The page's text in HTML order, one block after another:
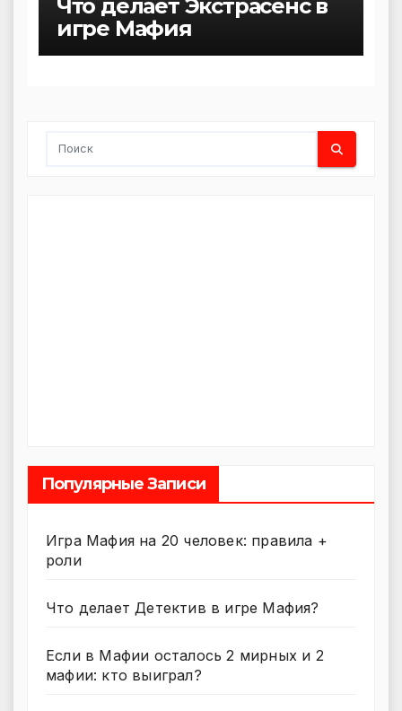
Что делает Экстрасенс в
игре Мафия
Популярные Записи
Игра Мафия на 20 человек: правила +
роли
Что делает Детектив в игре Мафия?
Если в Мафии осталось 2 мирных и 2
мафии: кто выиграл?